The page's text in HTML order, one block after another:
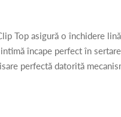
Top asigură o închidere
încape perfect în
perfectă datorită